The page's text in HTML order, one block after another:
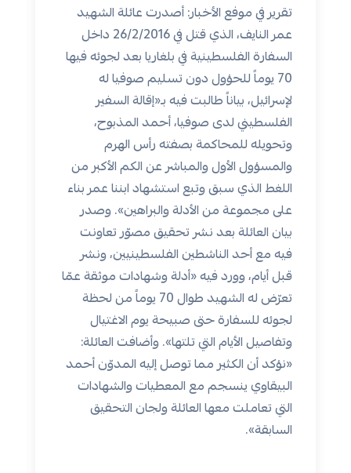
تقرير في موفع الأخبار: أصدرت عائلة الشهيد
عمر النايف، الذي قتل في 26/2/2016 داخل
السفارة الفلسطينية في بلغاريا بعد لجوئه فيها
70 يوماً للحؤول دون تسليم صوفيا له
لإسرائيل، بياناً طالبت فيه بـ«إقالة السفير
الفلسطيني لدى صوفيا، أحمد المذبوح،
وتحويله للمحاكمة بصفته رأس الهرم
والمسؤول الأول والمباشر عن الكم الأكبر من
اللغط الذي سبق وتبع استشهاد ابننا عمر بناء
على مجموعة من الأدلة والبراهين». وصدر
بيان العائلة بعد نشر تحقيق مصوّر تعاونت
فيه مع أحد الناشطين الفلسطينيين، ونشر
قبل أيام، وورد فيه «أدلة وشهادات موثقة عمّا
تعرّض له الشهيد طوال 70 يوماً من لحظة
لجوئه للسفارة حتى صبيحة يوم الاغتيال
وتفاصيل الأيام التي تلتها». وأضافت العائلة:
«نؤكد أن الكثير مما توصل إليه المدوّن أحمد
البيقاوي ينسجم مع المعطيات والشهادات
التي تعاملت معها العائلة ولجان التحقيق
السابقة».